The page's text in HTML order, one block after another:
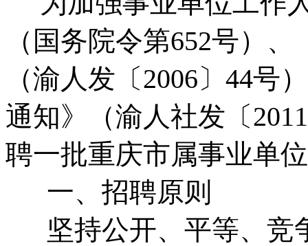
（国务院令第652号）
（渝人发〔2006〕44
通知》（渝人社发〔
聘一批重庆市属事业单
一、招聘原则
坚持公开、平等、竞